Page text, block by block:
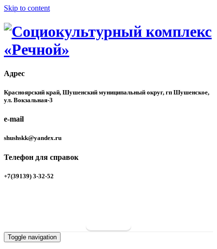
Skip to content
Социокультурный комплекс
«Речной»
бывшего речного вокзала. Здесь созданы все условия для
проведения культурно-массовых мероприятий, фото- и
практикумов.
Адрес
Красноярский край, Шушенский муниципальный округ, гп Шушенское,
ул. Вокзальная-3
e-mail
shushskk@yandex.ru
Телефон для справок
+7(39139) 3-32-52
Toggle navigation